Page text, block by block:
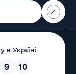
Пошук